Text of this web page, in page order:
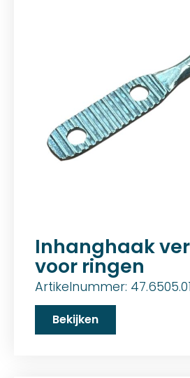
Inhanghaak
voor ringen
Artikelnummer: 47.6505.01
Bekijken